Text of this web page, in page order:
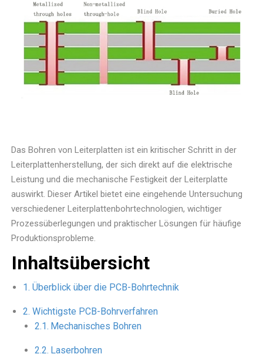
Das Bohren von Leiterplatten ist ein kritischer Schritt in der
Leiterplattenherstellung, der sich direkt auf die elektrische
Leistung und die mechanische Festigkeit der Leiterplatte
auswirkt. Dieser Artikel bietet eine eingehende Untersuchung
verschiedener Leiterplattenbohrtechnologien, wichtiger
Prozessüberlegungen und praktischer Lösungen für häufige
Produktionsprobleme.
Inhaltsübersicht
Überblick über die PCB-Bohrtechnik
Wichtigste PCB-Bohrverfahren
Mechanisches Bohren
Laserbohren